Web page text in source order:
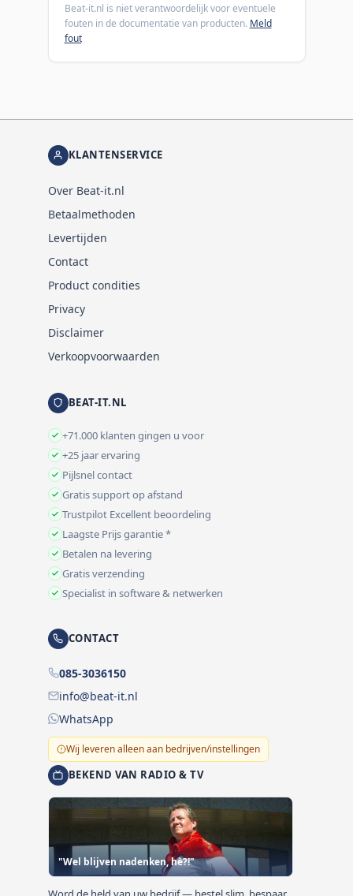
Beat-it.nl is niet verantwoordelijk voor eventuele
fouten in de documentatie van producten. Meld
fout
KLANTENSERVICE
Over Beat-it.nl
Betaalmethoden
Levertijden
Contact
Product condities
Privacy
Disclaimer
Verkoopvoorwaarden
BEAT-IT.NL
+71.000 klanten gingen u voor
+25 jaar ervaring
Pijlsnel contact
Gratis support op afstand
Trustpilot Excellent beoordeling
Laagste Prijs garantie *
Betalen na levering
Gratis verzending
Specialist in software & netwerken
CONTACT
085-3036150
info@beat-it.nl
WhatsApp
Wij leveren alleen aan bedrijven/instellingen
BEKEND VAN RADIO & TV
"Wel blijven nadenken, hè?!"